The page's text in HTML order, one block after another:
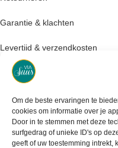
Om de beste ervaringen te
cookies om informatie over je
Door in te stemmen met deze
surfgedrag of unieke ID's op
geeft of uw toestemming
Garantie & klachten
Levertijd & verzendkosten